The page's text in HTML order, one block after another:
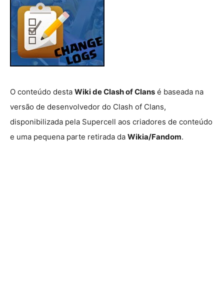
O conteúdo desta Wiki de Clash of Clans é baseada na
versão de desenvolvedor do Clash of Clans,
disponibilizada pela Supercell aos criadores de conteúdo
e uma pequena parte retirada da Wikia/Fandom.